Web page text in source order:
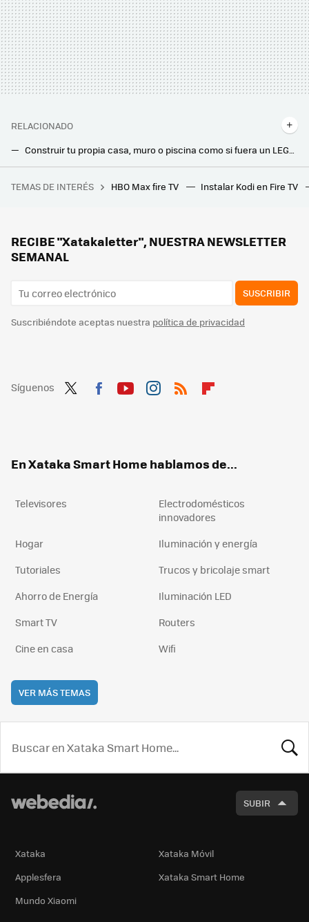
RELACIONADO
Construir tu propia casa, muro o piscina como si fuera un LEGO gigante: así funcionan estos bloques hechos con plásticos reciclados
Con varias habitaciones y moderna. Así es la casa prefabricada que cuesta menos de 5.000 euros
Lidl arrasa con la solución sin obras para las fugas de agua en la mampara de la ducha por menos de 3 euros
TEMAS DE INTERÉS HBO Max fire TV Instalar Kodi en Fire TV
RECIBE "Xatakaletter", NUESTRA NEWSLETTER
SEMANAL
SUSCRIBIR
Suscribiéndote aceptas nuestra política de privacidad
Síguenos
En Xataka Smart Home hablamos de...
Televisores
Electrodomésticos
innovadores
Hogar
Iluminación y energía
Tutoriales
Trucos y bricolaje smart
Ahorro de Energía
Iluminación LED
Smart TV
Routers
Cine en casa
Wifi
VER MÁS TEMAS
SUBIR
Xataka
Xataka Móvil
Applesfera
Xataka Smart Home
Mundo Xiaomi